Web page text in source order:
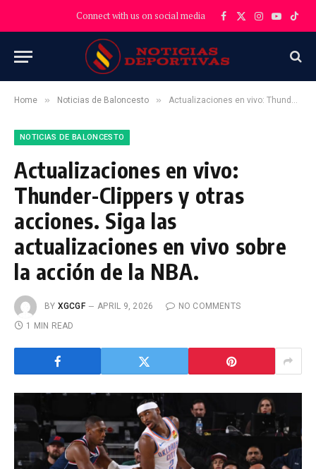
Connect with us on social media Facebook
X
Instagram
YouTube
Home » Noticias de Baloncesto » Actualizaciones en vivo: Thunder-Clippers y otras acciones. Siga las actualizaciones en vivo sobre la acción de la NBA.
NOTICIAS DE BALONCESTO
Actualizaciones en vivo:
Thunder-Clippers y otras
acciones. Siga las
actualizaciones en vivo sobre
la acción de la NBA.
BY XGCGF APRIL 9, 2026
NO COMMENTS
1 MIN READ